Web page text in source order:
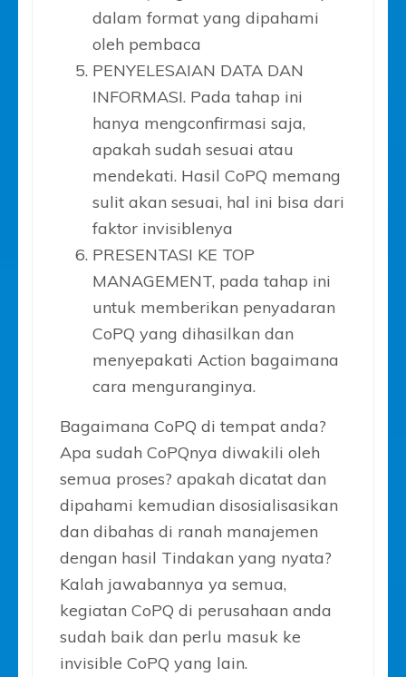
dalam format yang dipahami
oleh pembaca
PENYELESAIAN DATA DAN
INFORMASI. Pada tahap ini
hanya mengconfirmasi saja,
apakah sudah sesuai atau
mendekati. Hasil CoPQ memang
sulit akan sesuai, hal ini bisa dari
faktor invisiblenya
PRESENTASI KE TOP
MANAGEMENT, pada tahap ini
untuk memberikan penyadaran
CoPQ yang dihasilkan dan
menyepakati Action bagaimana
cara menguranginya.
Bagaimana CoPQ di tempat anda?
Apa sudah CoPQnya diwakili oleh
semua proses? apakah dicatat dan
dipahami kemudian disosialisasikan
dan dibahas di ranah manajemen
dengan hasil Tindakan yang nyata?
Kalah jawabannya ya semua,
kegiatan CoPQ di perusahaan anda
sudah baik dan perlu masuk ke
invisible CoPQ yang lain.